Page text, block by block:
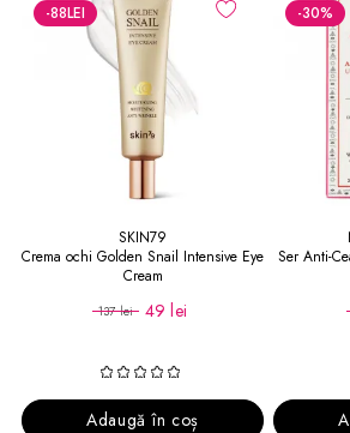
-88LEI
SKIN79
Crema ochi Golden Snail Intensive Eye
Cream
137 lei 49 lei
Adaugă în coș
-30%
Ser Anti-